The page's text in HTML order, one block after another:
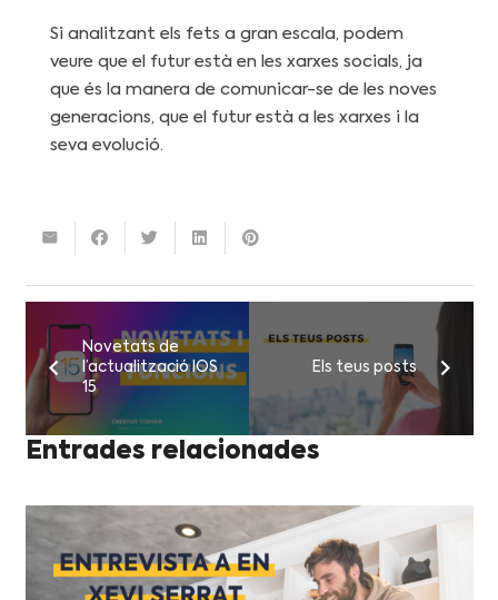
Si analitzant els fets a gran escala, podem
veure que el futur està en les xarxes socials, ja
que és la manera de comunicar-se de les noves
generacions, que el futur està a les xarxes i la
seva evolució.
Novetats de
l’actualització IOS
15
Els teus posts
Entrades relacionades